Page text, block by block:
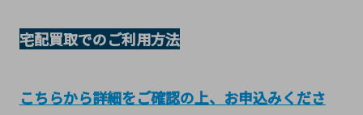
宅配買取でのご利用方法
こちらから詳細をご確認の上、お申込みくださ